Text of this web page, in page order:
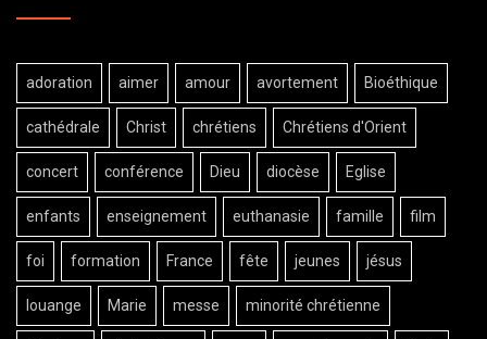
adoration aimer amour avortement Bioéthique
cathédrale Christ chrétiens Chrétiens d'Orient
concert conférence Dieu diocèse Eglise
enfants enseignement euthanasie famille film
foi formation France fête jeunes jésus
louange Marie messe minorité chrétienne